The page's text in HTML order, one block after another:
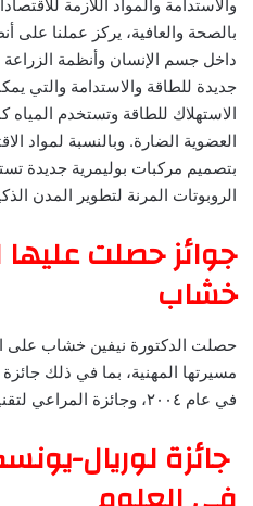
والاستدامة والمواد اللازمة
بالصحة والعافية، يركز عملنا على
داخل جسم الإنسان وأنظمة
جديدة للطاقة والاستدامة والتي
الاستهلاك للطاقة وتستخدم
العضوية الضارة. وبالنسبة لمواد
بتصميم مركبات بوليمرية جديدة
الروبوتات المرنة لتطوير المدن
جوائز حصلت عليها
خشاب
حصلت الدكتورة نيفين خشاب على
في عام ٢٠٠٤، وجائزة المراعي لتقنية النانو في عام ٢٠١٣
جائزة لوريال-